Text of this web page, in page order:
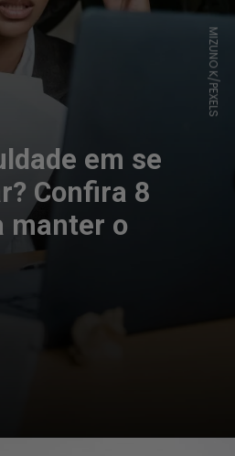
MIZUNO K/PEXELS
em se
Confira 8
manter o